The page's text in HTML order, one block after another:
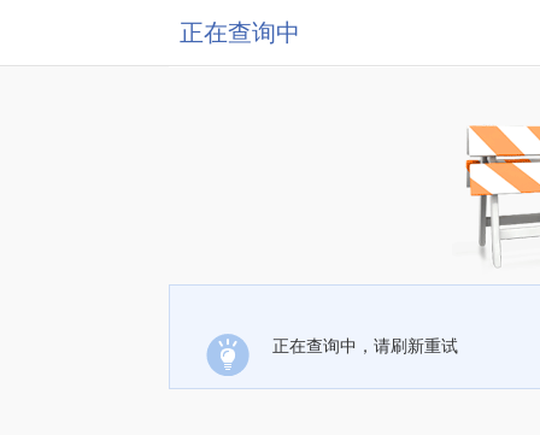
正在查询中
正在查询中，请刷新重试